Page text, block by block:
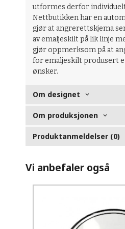
utformes derfor
Nettbutikken har en
gjør at angrerettskjema
av emaljeskilt på lik linje
gjør oppmerksom på at
for emaljeskilt produsert
ønsker.
Om designet
Om produksjonen
Produktanmeldelser (0)
Vi anbefaler også